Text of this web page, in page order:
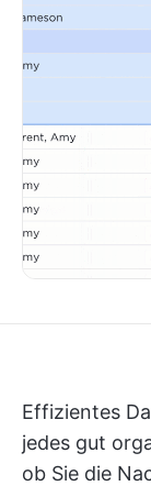
Effizientes
jedes gut
ob Sie die